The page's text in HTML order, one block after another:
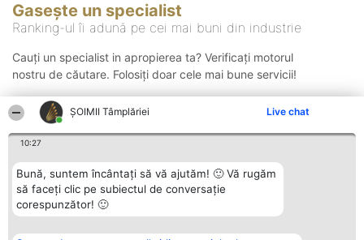
ȘOIMII Tâmplăriei Live chat
10:27
Bună, suntem încântați să vă ajutăm! 🙂 Vă rugăm
să faceți clic pe subiectul de conversație
corespunzător! 🙂
Gasește un specialist
Ranking-ul îi adună pe cei mai buni din industrie
Cauți un specialist in apropierea ta? Verificați motorul
nostru de căutare. Folosiți doar cele mai bune servicii!